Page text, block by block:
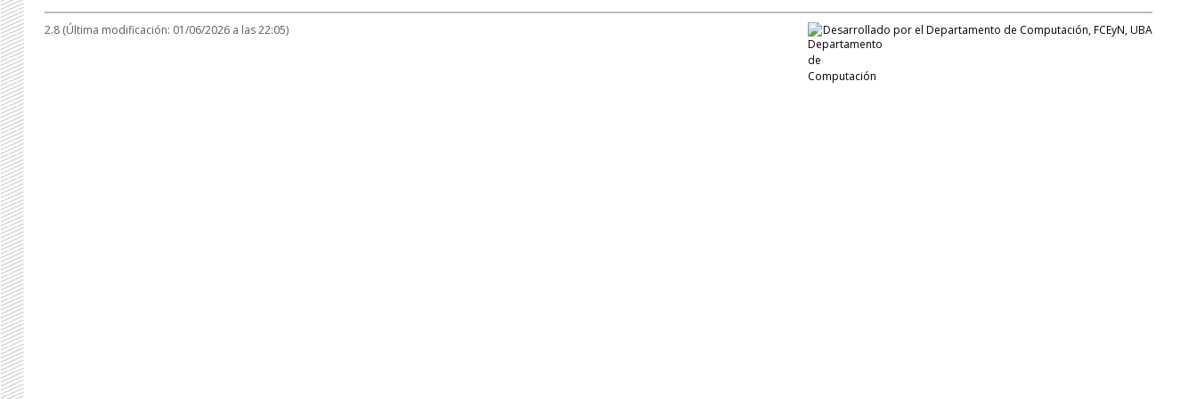
2.8 (Última modificación: 01/06/2026 a las 22:05) Desarrollado por el Departamento de Computación, FCEyN, UBA